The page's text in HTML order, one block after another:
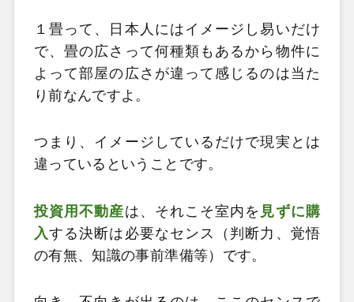
１畳って、日本人にはイメージし易いだけ
で、畳の広さって何種類もあるから物件に
よって部屋の広さが違って感じるのは当た
り前なんですよ。
つまり、イメージしているだけで現実とは
違っているということです。
投資用不動産は、それこそ室内を 見ずに購
入する決断は必要なセンス（判断力、覚悟
の有無、知識の事前準備等）です。